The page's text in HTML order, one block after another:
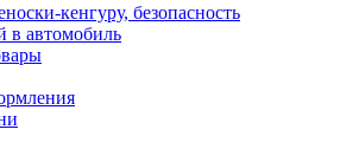
кенгуру, безопасность
в автомобиль